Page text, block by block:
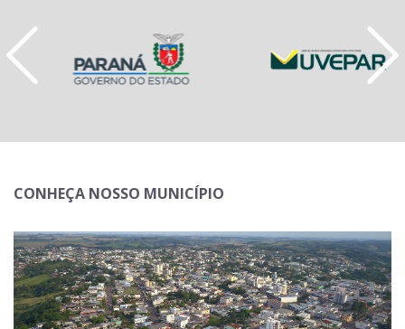
CONHEÇA NOSSO MUNICÍPIO